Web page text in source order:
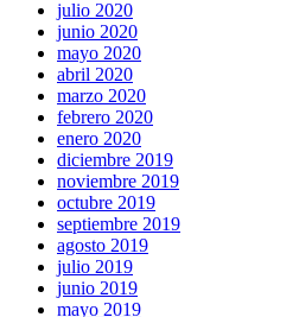
julio 2020
junio 2020
mayo 2020
abril 2020
marzo 2020
febrero 2020
enero 2020
diciembre 2019
noviembre 2019
octubre 2019
septiembre 2019
agosto 2019
julio 2019
junio 2019
mayo 2019